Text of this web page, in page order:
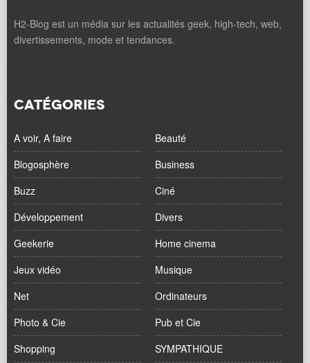
H2-Blog est un média sur les actualités geek, high-tech, web,
divertissements, mode et tendances.
CATÉGORIES
A voir, A faire
Beauté
Blogosphère
Business
Buzz
Ciné
Développement
Divers
Geekerie
Home cinema
Jeux vidéo
Musique
Net
Ordinateurs
Photo & Cie
Pub et Cie
Shopping
SYMPATHIQUE